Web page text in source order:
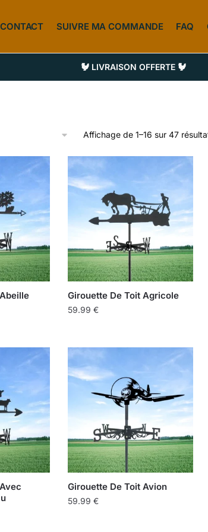
CONTACT SUIVRE MA COMMANDE FAQ
🐓 LIVRAISON OFFERTE 🐓
Affichage de 1–16 sur 47
Girouette De Toit Agricole
59.99€
produit
a
plusieurs
variations.
options
peuvent
être
choisies
la
Girouette De Toit Avion
59.99€